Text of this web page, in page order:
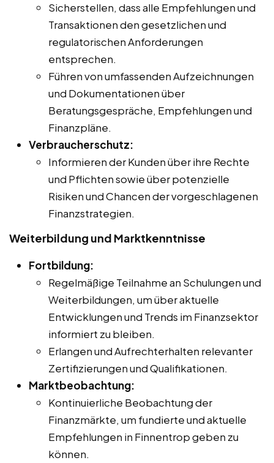
Sicherstellen, dass alle Empfehlungen und
Transaktionen den gesetzlichen und
regulatorischen Anforderungen
entsprechen.
Führen von umfassenden Aufzeichnungen
und Dokumentationen über
Beratungsgespräche, Empfehlungen und
Finanzpläne.
Verbraucherschutz:
Informieren der Kunden über ihre Rechte
und Pflichten sowie über potenzielle
Risiken und Chancen der vorgeschlagenen
Finanzstrategien.
Weiterbildung und Marktkenntnisse
Fortbildung:
Regelmäßige Teilnahme an Schulungen und
Weiterbildungen, um über aktuelle
Entwicklungen und Trends im Finanzsektor
informiert zu bleiben.
Erlangen und Aufrechterhalten relevanter
Zertifizierungen und Qualifikationen.
Marktbeobachtung:
Kontinuierliche Beobachtung der
Finanzmärkte, um fundierte und aktuelle
Empfehlungen in Finnentrop geben zu
können.